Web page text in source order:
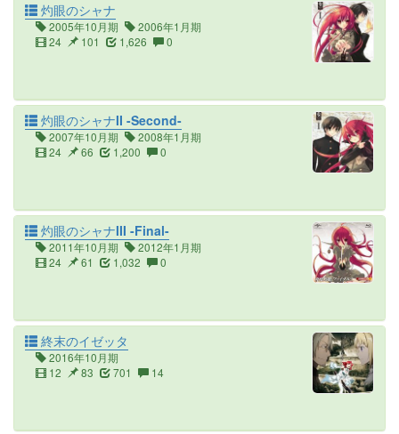
灼眼のシャナ
2005年10月期
2006年1月期
24
101 1,626 0
灼眼のシャナII -Second-
2007年10月期
2008年1月期
24
66 1,200 0
灼眼のシャナIII -Final-
2011年10月期
2012年1月期
24
61 1,032 0
終末のイゼッタ
2016年10月期
12
83 701 14